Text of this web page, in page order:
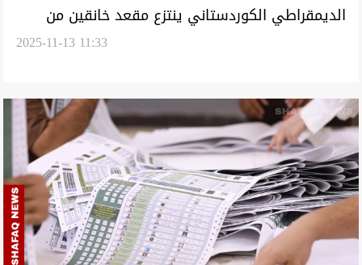
الديمقراطي الكوردستاني ينتزع مقعد خانقين من
الاتحاد الوطني بعد خمس دورات متتالية2025-11-13 11:33